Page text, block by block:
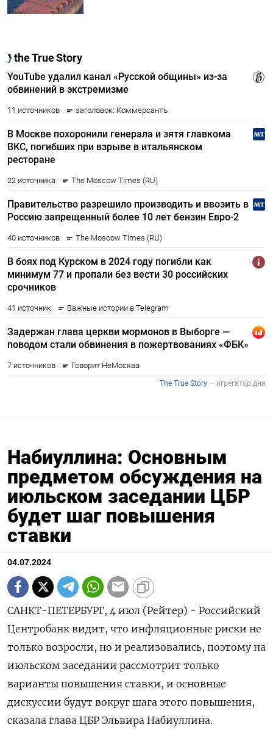
Набиуллина: Основным
предметом обсуждения на
июльском заседании ЦБР
будет шаг повышения
ставки
04.07.2024
САНКТ-ПЕТЕРБУРГ, 4 июл (Рейтер) - Российский
Центробанк видит, что инфляционные риски не
только возросли, но и реализовались, поэтому на
июльском заседании рассмотрит только
варианты повышения ставки, и основные
дискуссии будут вокруг шага этого повышения,
сказала глава ЦБР Эльвира Набиуллина.